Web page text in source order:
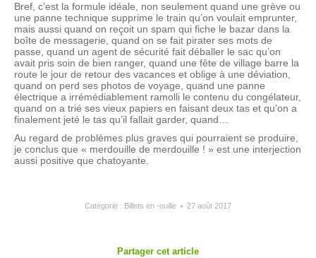
Bref, c’est la formule idéale, non seulement quand une grève ou
une panne technique supprime le train qu’on voulait emprunter,
mais aussi quand on reçoit un spam qui fiche le bazar dans la
boîte de messagerie, quand on se fait pirater ses mots de
passe, quand un agent de sécurité fait déballer le sac qu’on
avait pris soin de bien ranger, quand une fête de village barre la
route le jour de retour des vacances et oblige à une déviation,
quand on perd ses photos de voyage, quand une panne
électrique a irrémédiablement ramolli le contenu du congélateur,
quand on a trié ses vieux papiers en faisant deux tas et qu’on a
finalement jeté le tas qu’il fallait garder, quand…
Au regard de problèmes plus graves qui pourraient se produire,
je conclus que « merdouille de merdouille ! » est une interjection
aussi positive que chatoyante.
Catégorie : Billets en -ouille 27 août 2017
Partager cet article